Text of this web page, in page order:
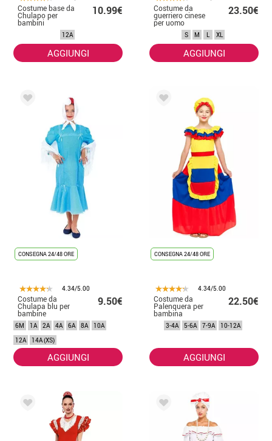
Costume base da
Chulapo per
bambini
10.99€
12A
AGGIUNGI
Costume da
guerriero cinese
per uomo
23.50€
S M L XL
AGGIUNGI
CONSEGNA 24/48 ORE
4.34/5.00
Costume da
Chulapa blu per
bambine
9.50€
6M 1A 2A 4A 6A 8A
10A
12A
14A (XS)
AGGIUNGI
CONSEGNA 24/48 ORE
4.34/5.00
Costume da
Palenquera per
bambina
22.50€
3-4A 5-6A 7-9A 10-12A
AGGIUNGI